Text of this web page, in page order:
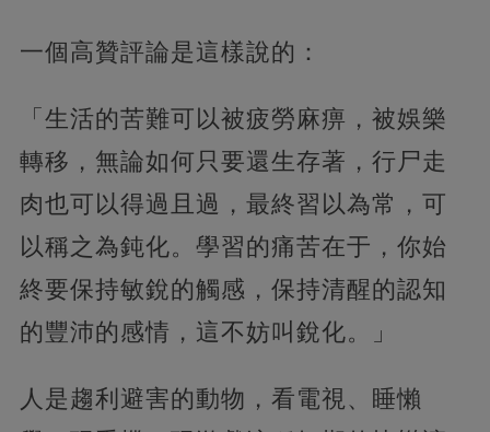
一個高贊評論是這樣說的：
「生活的苦難可以被疲勞麻痹，被娛樂
轉移，無論如何只要還生存著，行尸走
肉也可以得過且過，最終習以為常，可
以稱之為鈍化。學習的痛苦在于，你始
終要保持敏銳的觸感，保持清醒的認知
的豐沛的感情，這不妨叫銳化。」
人是趨利避害的動物，看電視、睡懶